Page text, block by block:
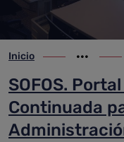
ir-a inicio
Inicio
ir-a
SOFOS.
Continuada